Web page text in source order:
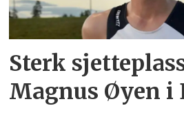
Sterk
Magnus Øyen i